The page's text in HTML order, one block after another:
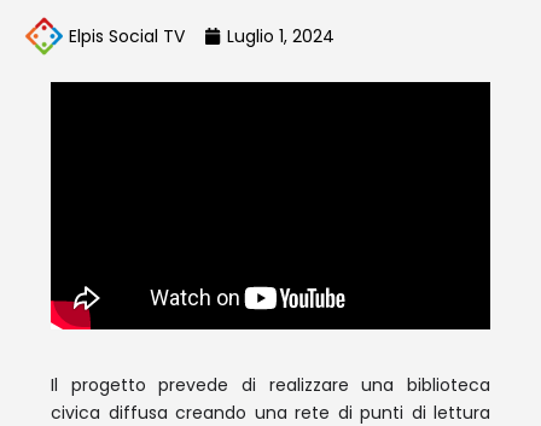
Elpis Social TV Luglio 1, 2024
Il progetto prevede di realizzare una biblioteca
civica diffusa creando una rete di punti di lettura